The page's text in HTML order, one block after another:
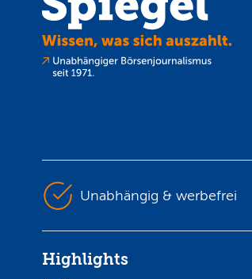
Unabhängig & werbefrei
Highlights